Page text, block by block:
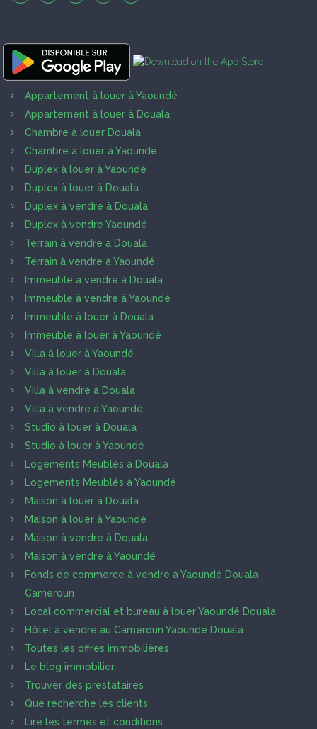
Appartement à louer à Yaoundé
Appartement à louer à Douala
Chambre à louer Douala
Chambre à louer à Yaoundé
Duplex à louer à Yaoundé
Duplex à louer à Douala
Duplex à vendre à Douala
Duplex à vendre Yaoundé
Terrain à vendre à Douala
Terrain à vendre à Yaoundé
Immeuble à vendre à Douala
Immeuble à vendre à Yaoundé
Immeuble à louer à Douala
Immeuble à louer à Yaoundé
Villa à louer à Yaoundé
Villa à louer à Douala
Villa à vendre à Douala
Villa à vendre à Yaoundé
Studio à louer à Douala
Studio à louer à Yaoundé
Logements Meublés à Douala
Logements Meublés à Yaoundé
Maison à louer à Douala
Maison à louer à Yaoundé
Maison à vendre à Douala
Maison à vendre à Yaoundé
Fonds de commerce à vendre à Yaoundé Douala
Cameroun
Local commercial et bureau à louer Yaoundé Douala
Hôtel à vendre au Cameroun Yaoundé Douala
Toutes les offres immobilières
Le blog immobilier
Trouver des prestataires
Que recherche les clients
Lire les termes et conditions